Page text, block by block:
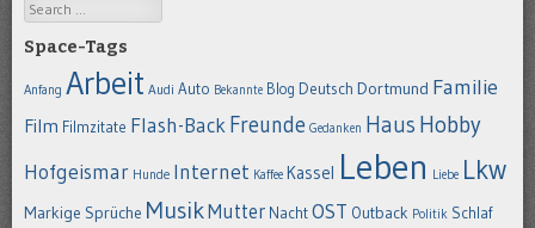
Search
Space-Tags
Anfang Arbeit Audi Auto Bekannte Blog Deutsch Dortmund Familie
Film Filmzitate Flash-BackFreunde Gedanken Haus Hobby
Hofgeismar Hunde Internet Kaffee Kassel Leben Liebe Lkw
Markige Sprüche MusikMutter NachtOST Outback Politik Schlaf